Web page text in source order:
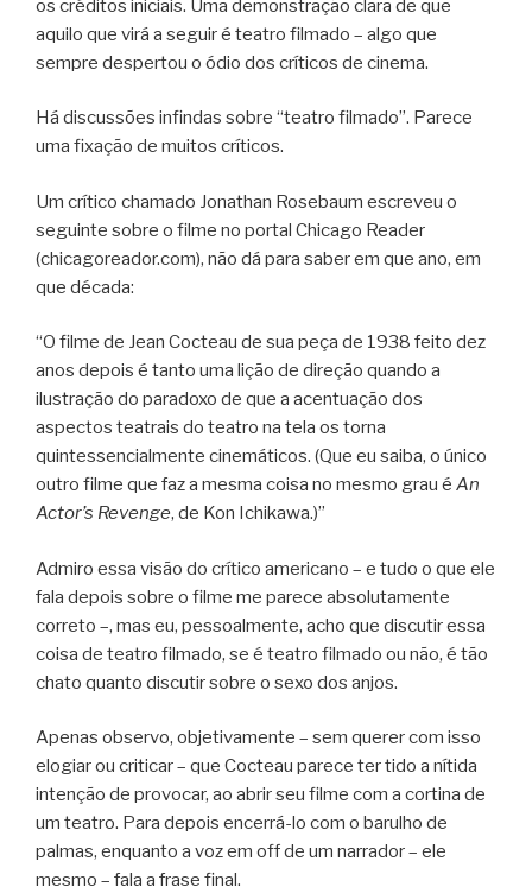
os créditos iniciais. Uma demonstração clara de que
aquilo que virá a seguir é teatro filmado – algo que
sempre despertou o ódio dos críticos de cinema.
Há discussões infindas sobre “teatro filmado”. Parece
uma fixação de muitos críticos.
Um crítico chamado Jonathan Rosebaum escreveu o
seguinte sobre o filme no portal Chicago Reader
(chicagoreador.com), não dá para saber em que ano, em
que década:
“O filme de Jean Cocteau de sua peça de 1938 feito dez
anos depois é tanto uma lição de direção quando a
ilustração do paradoxo de que a acentuação dos
aspectos teatrais do teatro na tela os torna
quintessencialmente cinemáticos. (Que eu saiba, o único
outro filme que faz a mesma coisa no mesmo grau é An
Actor’s Revenge, de Kon Ichikawa.)”
Admiro essa visão do crítico americano – e tudo o que ele
fala depois sobre o filme me parece absolutamente
correto –, mas eu, pessoalmente, acho que discutir essa
coisa de teatro filmado, se é teatro filmado ou não, é tão
chato quanto discutir sobre o sexo dos anjos.
Apenas observo, objetivamente – sem querer com isso
elogiar ou criticar – que Cocteau parece ter tido a nítida
intenção de provocar, ao abrir seu filme com a cortina de
um teatro. Para depois encerrá-lo com o barulho de
palmas, enquanto a voz em off de um narrador – ele
mesmo – fala a frase final.